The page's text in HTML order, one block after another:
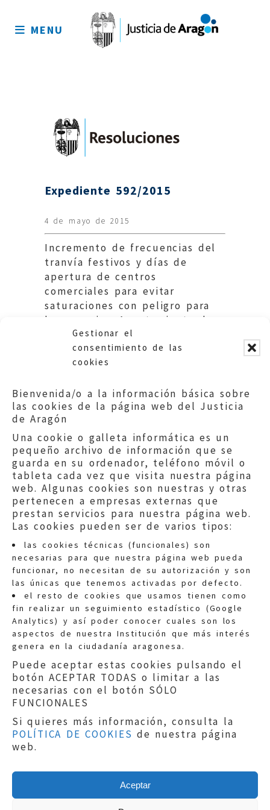
Gestionar el
consentimiento de las
cookies
Bienvenida/o a la información básica sobre
las cookies de la página web del Justicia
de Aragón
Una cookie o galleta informática es un
pequeño archivo de información que se
guarda en su ordenador, teléfono móvil o
tableta cada vez que visita nuestra página
web. Algunas cookies son nuestras y otras
pertenecen a empresas externas que
prestan servicios para nuestra página web.
Las cookies pueden ser de varios tipos:
las cookies técnicas (funcionales) son
necesarias para que nuestra página web pueda
funcionar, no necesitan de su autorización y son
las únicas que tenemos activadas por defecto.
el resto de cookies que usamos tienen como
fin realizar un seguimiento estadístico (Google
Analytics) y así poder conocer cuales son los
aspectos de nuestra Institución que más interés
genera en la ciudadanía aragonesa.
Puede aceptar estas cookies pulsando el
botón ACEPTAR TODAS o limitar a las
necesarias con el botón SÓLO
FUNCIONALES
Si quieres más información, consulta la
POLÍTICA DE COOKIES de nuestra página
web.
Aceptar
sitio
MENU
Expediente 592/2015
4 de mayo de 2015
Incremento de frecuencias del
tranvía festivos y días de
apertura de centros
comerciales para evitar
saturaciones con peligro para
los usuarios. Ayuntamiento de
Zaragoza.
Quejas:quejas@eljusticiadearagon.es
Información general:
informacion@eljusticiadearagon.es
Teléfonos:900 210 210/
Aviso legal|Política de privacidad|
Protección de Datos
Política de cookies
Copyright © 2019El Justicia de Aragón|